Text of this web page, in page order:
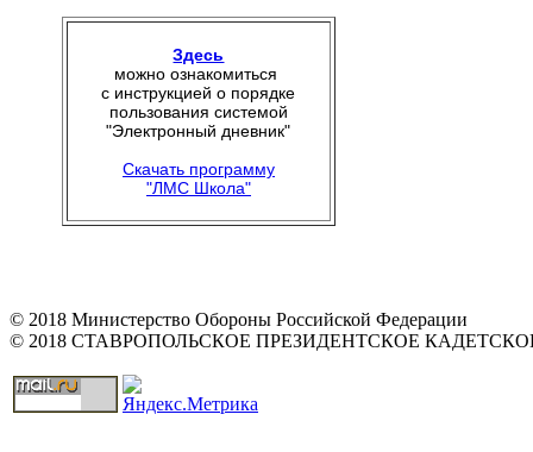
Здесь
можно ознакомиться
с инструкцией о порядке
пользования системой
"Электронный дневник"
Скачать программу
"ЛМС Школа"
© 2018 Министерство Обороны Российской Федерации
© 2018 СТАВРОПОЛЬСКОЕ ПРЕЗИДЕНТСКОЕ